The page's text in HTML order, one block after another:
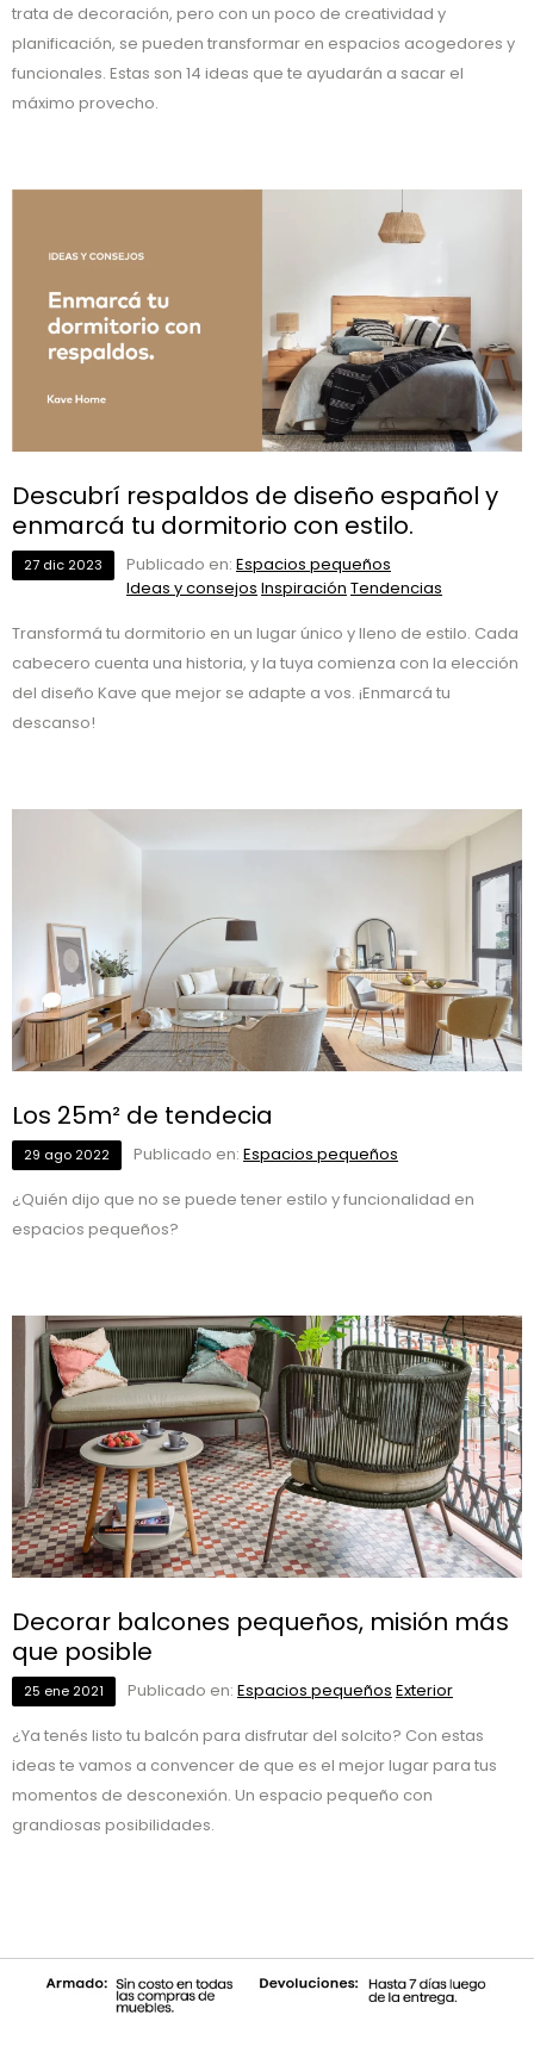
trata de decoración, pero con un poco de creatividad y
planificación, se pueden transformar en espacios acogedores y
funcionales. Estas son 14 ideas que te ayudarán a sacar el
máximo provecho.
Descubrí respaldos de diseño español y
enmarcá tu dormitorio con estilo.
27 dic 2023 Publicado en: Espacios pequeños
Ideas y consejos Inspiración Tendencias
Transformá tu dormitorio en un lugar único y lleno de estilo. Cada
cabecero cuenta una historia, y la tuya comienza con la elección
del diseño Kave que mejor se adapte a vos. ¡Enmarcá tu
descanso!
Los 25m² de tendecia
29 ago 2022 Publicado en: Espacios pequeños
¿Quién dijo que no se puede tener estilo y funcionalidad en
espacios pequeños?
Decorar balcones pequeños, misión más
que posible
25 ene 2021 Publicado en: Espacios pequeños Exterior
¿Ya tenés listo tu balcón para disfrutar del solcito? Con estas
ideas te vamos a convencer de que es el mejor lugar para tus
momentos de desconexión. Un espacio pequeño con
grandiosas posibilidades.